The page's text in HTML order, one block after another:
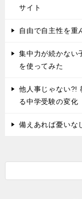
サイト
自由で自主性を重
集中力が続かない
を使ってみた
他人事じゃない?!
る中学受験の変化
備えあれば憂いな
索